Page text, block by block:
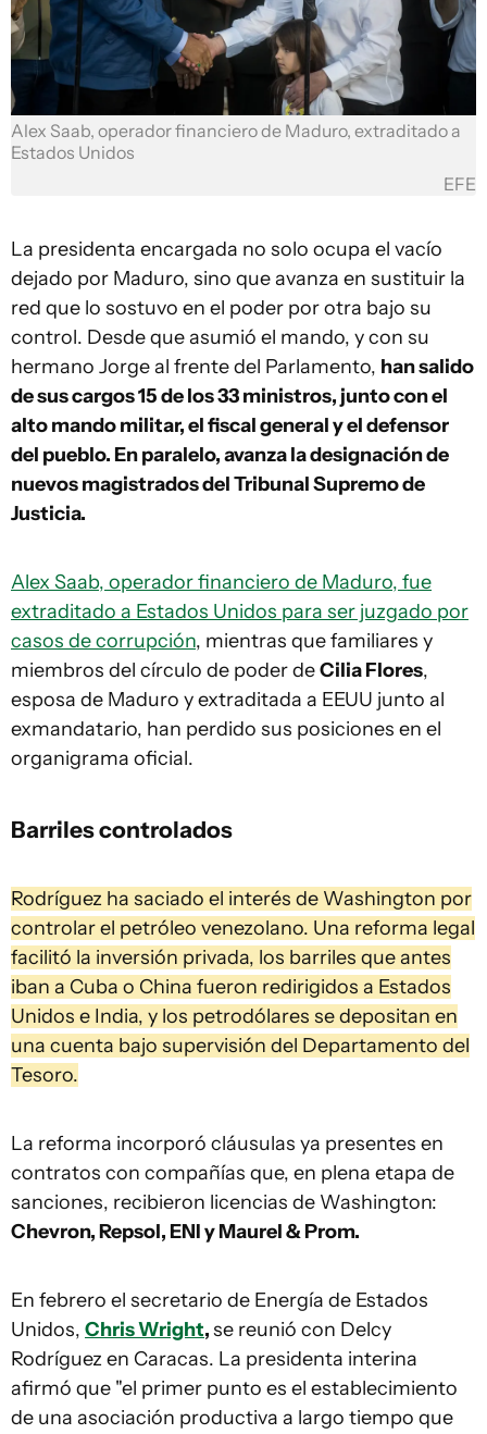
Alex Saab, operador financiero de Maduro, extraditado a
Estados Unidos
EFE
La presidenta encargada no solo ocupa el vacío
dejado por Maduro, sino que avanza en sustituir la
red que lo sostuvo en el poder por otra bajo su
control. Desde que asumió el mando, y con su
hermano Jorge al frente del Parlamento, han salido
de sus cargos 15 de los 33 ministros, junto con el
alto mando militar, el fiscal general y el defensor
del pueblo. En paralelo, avanza la designación de
nuevos magistrados del Tribunal Supremo de
Justicia.
Alex Saab, operador financiero de Maduro, fue
extraditado a Estados Unidos para ser juzgado por
casos de corrupción, mientras que familiares y
miembros del círculo de poder deCilia Flores,
esposa de Maduro y extraditada a EEUU junto al
exmandatario, han perdido sus posiciones en el
organigrama oficial.
Barriles controlados
Rodríguez ha saciado el interés de Washington por
controlar el petróleo venezolano. Una reforma legal
facilitó la inversión privada, los barriles que antes
iban a Cuba o China fueron redirigidos a Estados
Unidos e India, y los petrodólares se depositan en
una cuenta bajo supervisión del Departamento del
Tesoro.
La reforma incorporó cláusulas ya presentes en
contratos con compañías que, en plena etapa de
sanciones, recibieron licencias de Washington:
Chevron, Repsol, ENI y Maurel & Prom.
En febrero el secretario de Energía de Estados
Unidos, Chris Wright,se reunió con Delcy
Rodríguez en Caracas. La presidenta interina
afirmó que "el primer punto es el establecimiento
de una asociación productiva a largo tiempo que